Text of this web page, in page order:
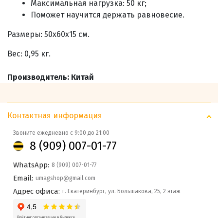
Максимальная нагрузка: 50 кг;
Поможет научится держать равновесие.
Размеры: 50х60х15 см.
Вес: 0,95 кг.
Производитель: Китай
Контактная информация
Звоните ежедневно с 9:00 до 21:00
8 (909) 007-01-77
WhatsApp: 8 (909) 007-01-77
Email: umagshop@gmail.com
Адрес офиса: г. Екатеринбург, ул. Большакова, 25, 2 этаж